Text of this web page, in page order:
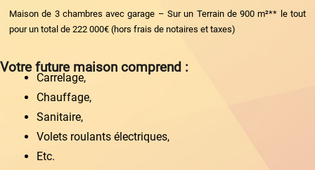
Maison de 3 chambres avec garage – Sur un Terrain de 900 m²** le tout
pour un total de 222 000€ (hors frais de notaires et taxes)
Votre future maison comprend :
Carrelage,
Chauffage,
Sanitaire,
Volets roulants électriques,
Etc.